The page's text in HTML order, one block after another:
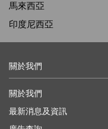
馬來西亞
印度尼西亞
關於我們
關於我們
最新消息及資訊